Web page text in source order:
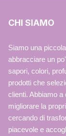
CHI SIAMO
Siamo una
abbracciare un
sapori, colori,
prodotti che
clienti. Abbiamo a
migliorare la
cercando di
piacevole e